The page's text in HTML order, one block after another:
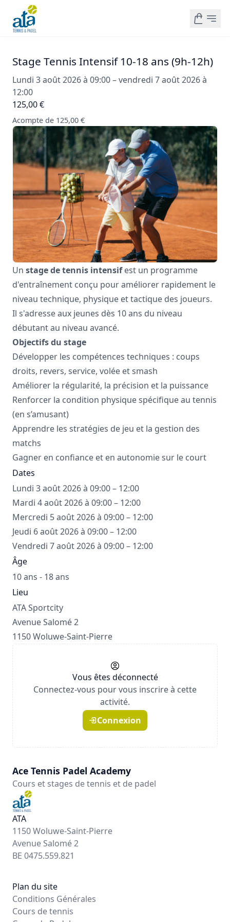
Stage Tennis Intensif 10-18 ans (9h-12h)
Lundi 3 août 2026 à 09:00 – vendredi 7 août 2026 à
12:00
125,00 €
Acompte de 125,00 €
Un stage de tennis intensifest un programme
d'entraînement conçu pour améliorer rapidement le
niveau technique, physique et tactique des joueurs.
Il s'adresse aux jeunes dès 10 ans du niveau
débutant au niveau avancé.
Objectifs du stage
Développer les compétences techniques : coups
droits, revers, service, volée et smash
Améliorer la régularité, la précision et la puissance
Renforcer la condition physique spécifique au tennis
(en s’amusant)
Apprendre les stratégies de jeu et la gestion des
matchs
Gagner en confiance et en autonomie sur le court
Dates
Lundi 3 août 2026 à 09:00 – 12:00
Mardi 4 août 2026 à 09:00 – 12:00
Mercredi 5 août 2026 à 09:00 – 12:00
Jeudi 6 août 2026 à 09:00 – 12:00
Vendredi 7 août 2026 à 09:00 – 12:00
Âge
10 ans - 18 ans
Lieu
ATA Sportcity
Avenue Salomé 2
1150 Woluwe-Saint-Pierre
Vous êtes déconnecté
Connectez-vous pour vous inscrire à cette
activité.
Connexion
Ace Tennis Padel Academy
Cours et stages de tennis et de padel
ATA
1150 Woluwe-Saint-Pierre
Avenue Salomé 2
BE 0475.559.821
Plan du site
Conditions Générales
Cours de tennis